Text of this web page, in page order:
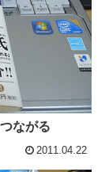
ながる
2011.04.22